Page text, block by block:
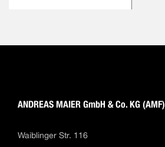
ANDREAS MAIER GmbH & Co. KG (AMF)
Waiblinger Str. 116